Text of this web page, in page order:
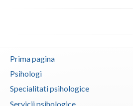
Prima pagina
Psihologi
Specialitati psihologice
Servicii psihologice